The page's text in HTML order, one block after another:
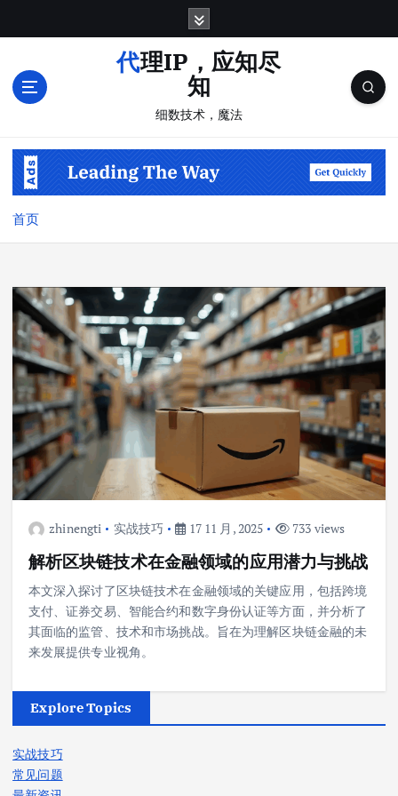
代理IP，应知尽
知
细数技术，魔法
首页
zhinengti 实战技巧 17 11 月, 2025 733 views
解析区块链技术在金融领域的应用潜力与挑战
本文深入探讨了区块链技术在金融领域的关键应用，包括跨境
支付、证券交易、智能合约和数字身份认证等方面，并分析了
其面临的监管、技术和市场挑战。旨在为理解区块链金融的未
来发展提供专业视角。
Explore Topics
实战技巧
常见问题